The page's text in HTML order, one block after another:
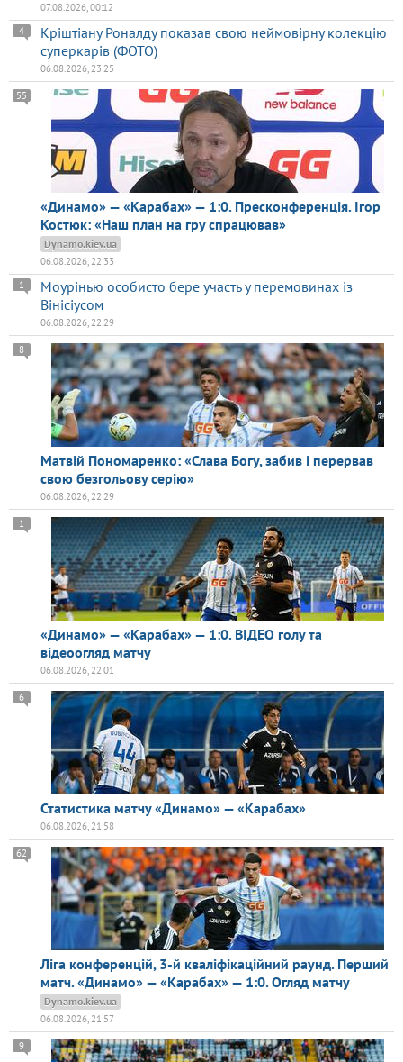
07.08.2026, 00:12
Кріштіану Роналду показав свою неймовірну колекцію
суперкарів (ФОТО)
4
06.08.2026, 23:25
«Динамо» — «Карабах» — 1:0. Пресконференція. Ігор
Костюк: «Наш план на гру спрацював»
55
Dynamo.kiev.ua
06.08.2026, 22:33
Моурінью особисто бере участь у перемовинах із
Вінісіусом
1
06.08.2026, 22:29
Матвій Пономаренко: «Слава Богу, забив і перервав
свою безгольову серію»
8
06.08.2026, 22:29
«Динамо» — «Карабах» — 1:0. ВІДЕО голу та
відеоогляд матчу
1
06.08.2026, 22:01
Статистика матчу «Динамо» — «Карабах»
6
06.08.2026, 21:58
Ліга конференцій, 3-й кваліфікаційний раунд. Перший
матч. «Динамо» — «Карабах» — 1:0. Огляд матчу
62
Dynamo.kiev.ua
06.08.2026, 21:57
9